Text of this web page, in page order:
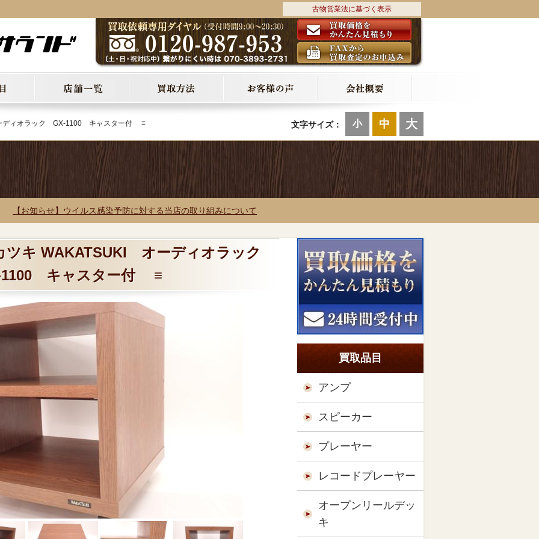
古物営業法に基づく表示
文字サイズ： 小 中 大
ディオラック GX-1100 キャスター付 ≡
【お知らせ】ウイルス感染予防に対する当店の取り組みについて
ツキ WAKATSUKI オーディオラック
1100 キャスター付 ≡
買取品目
アンプ
スピーカー
プレーヤー
レコードプレーヤー
オープンリールデッ
キ